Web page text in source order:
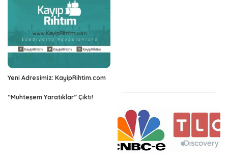
Yeni Adresimiz: KayipRihtim.com
“Muhteşem Yaratıklar” Çıktı!